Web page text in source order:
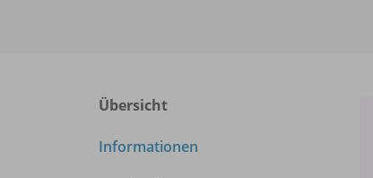
Übersicht
Informationen